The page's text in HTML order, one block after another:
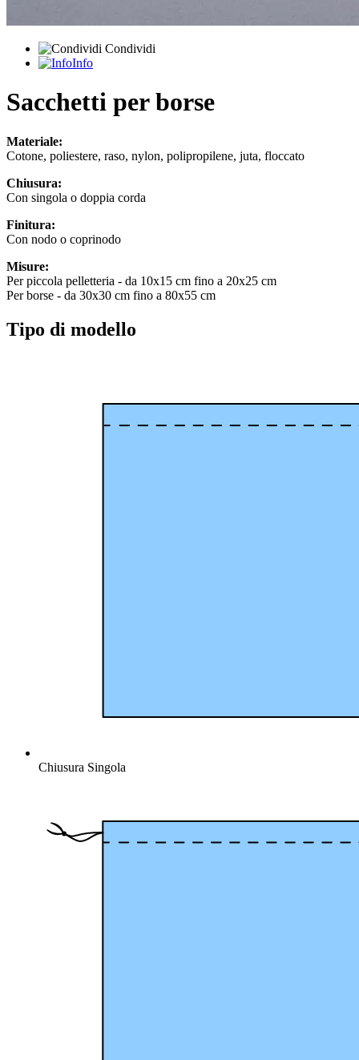
Condividi
Info
Sacchetti per borse
Materiale:
Cotone, poliestere, raso, nylon, polipropilene, juta, floccato
Chiusura:
Con singola o doppia corda
Finitura:
Con nodo o coprinodo
Misure:
Per piccola pelletteria - da 10x15 cm fino a 20x25 cm
Per borse - da 30x30 cm fino a 80x55 cm
Tipo di modello
Chiusura Singola